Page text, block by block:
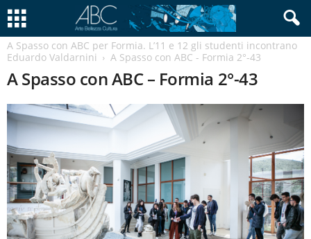
A Spasso con ABC per Formia. L’11 e 12 gli studenti incontrano
Eduardo Valdarnini
A Spasso con ABC - Formia 2°-43
A Spasso con ABC – Formia 2°-43